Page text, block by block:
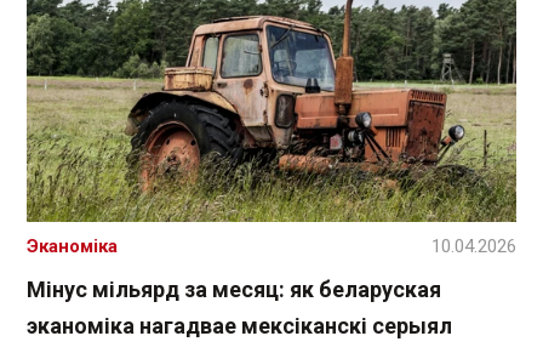
Мінус мільярд за месяц: як беларуская
эканоміка нагадвае мексіканскі серыял
Эканоміка 10.04.2026